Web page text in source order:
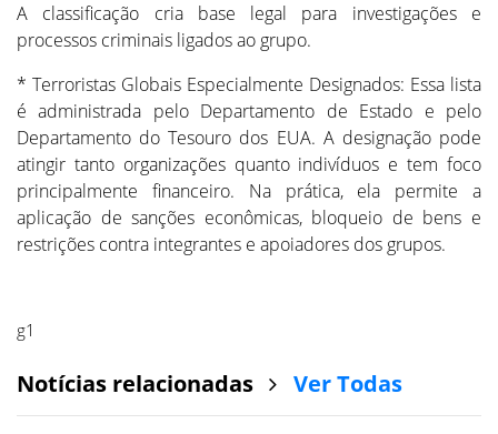
A classificação cria base legal para investigações e
processos criminais ligados ao grupo.
* Terroristas Globais Especialmente Designados: Essa lista
é administrada pelo Departamento de Estado e pelo
Departamento do Tesouro dos EUA. A designação pode
atingir tanto organizações quanto indivíduos e tem foco
principalmente financeiro. Na prática, ela permite a
aplicação de sanções econômicas, bloqueio de bens e
restrições contra integrantes e apoiadores dos grupos.
g1
Notícias relacionadas Ver Todas